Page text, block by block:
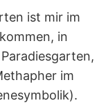
ist mir im
in
im